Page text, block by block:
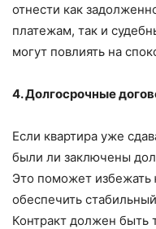
отнести как
платежам, так и
могут повлиять на
4. Долгосрочные
Если квартира уже
были ли заключены
Это поможет избежать
обеспечить
Контракт должен быть